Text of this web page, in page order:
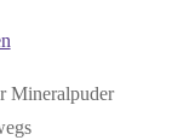
Mineralpuder